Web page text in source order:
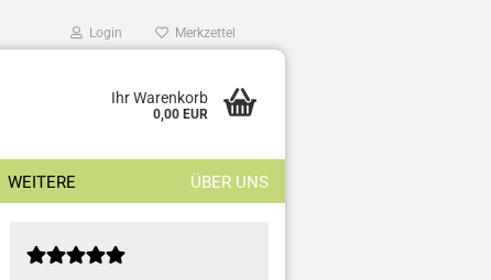
Login Merkzettel
Ihr Warenkorb
0,00 EUR
ÜBER UNS
WEITERE